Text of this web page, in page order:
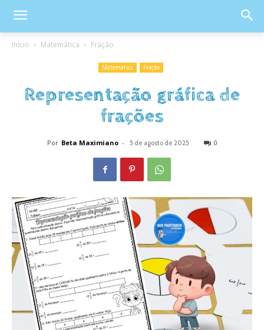
Início Matemática Fração
Matemática Fração
Representação gráfica de
frações
Por Beta Maximiano - 5 de agosto de 2025 0